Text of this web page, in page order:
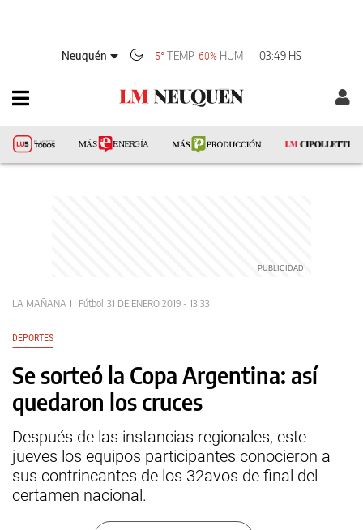
Neuquén 5°TEMP 60% HUM 03:49 HS
LA MAÑANA Fútbol 31 DE ENERO 2019 - 13:33
DEPORTES
Se sorteó la Copa Argentina: así
quedaron los cruces
Después de las instancias regionales, este
jueves los equipos participantes conocieron a
sus contrincantes de los 32avos de final del
certamen nacional.